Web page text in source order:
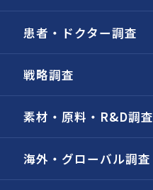
患者・ドクター調査
戦略調査
素材・原料・R&D調査
海外・グローバル調査